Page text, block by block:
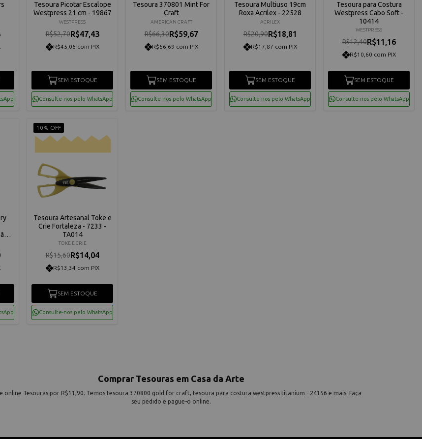
Tesoura Picotar Escalope
Westpress 21 cm - 19867
WESTPRESS
R$52,70R$47,43
R$45,06 com PIX
SEM ESTOQUE
Consulte-nos pelo WhatsApp
Tesoura 370801 Mint For
Craft
AMERICAN CRAFT
R$66,30R$59,67
R$56,69 com PIX
SEM ESTOQUE
Consulte-nos pelo WhatsApp
Tesoura Multiuso 19cm
Roxa Acrilex - 22528
ACRILEX
R$20,90R$18,81
R$17,87 com PIX
SEM ESTOQUE
Consulte-nos pelo WhatsApp
Tesoura para Costura
Westpress Cabo Soft -
10414
WESTPRESS
R$12,40R$11,16
R$10,60 com PIX
SEM ESTOQUE
Consulte-nos pelo WhatsApp
10% OFF
Tesoura Artesanal Toke e
Crie Fortaleza - 7233 -
TA014
TOKE E CRIE
R$15,60R$14,04
R$13,34 com PIX
SEM ESTOQUE
Consulte-nos pelo WhatsApp
Comprar Tesouras em Casa da Arte
online Tesouras por R$11,90. Temos tesoura 370800 gold for craft, tesoura para costura westpress titanium - 24156 e mais. Faça
seu pedido e pague-o online.